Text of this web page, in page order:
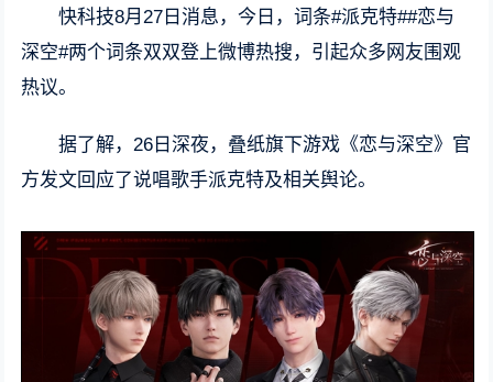
快科技8月27日消息，今日，词条#派克特##恋与
深空#两个词条双双登上微博热搜，引起众多网友围观
热议。
据了解，26日深夜，叠纸旗下游戏《恋与深空》官
方发文回应了说唱歌手派克特及相关舆论。